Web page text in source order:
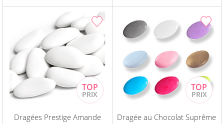
Dragées Prestige Amande
Dragée au Chocolat Suprême